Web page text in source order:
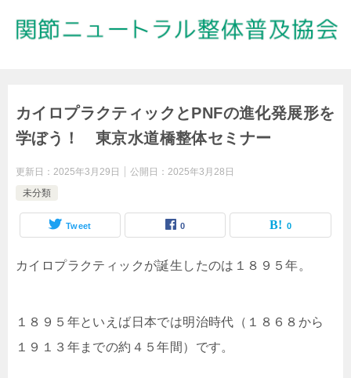
カイロプラクティックとPNFの進化発展形を
学ぼう！ 東京水道橋整体セミナー
更新日： 2025年3月29日 公開日： 2025年3月28日
未分類
Tweet 0 0
カイロプラクティックが誕生したのは１８９５年。
１８９５年といえば日本では明治時代（１８６８から
１９１３年までの約４５年間）です。